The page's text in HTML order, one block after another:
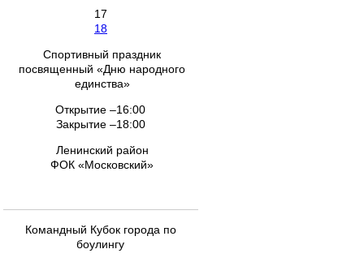
17
18
Спортивный праздник
посвященный «Дню народного
единства»
Открытие –16:00
Закрытие –18:00
Ленинский район
ФОК «Московский»
Командный Кубок города по
боулингу